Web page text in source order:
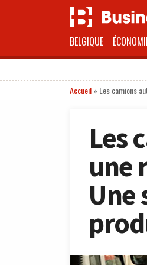
BELGIQUE
Accueil» Les camions
Les
une
Une